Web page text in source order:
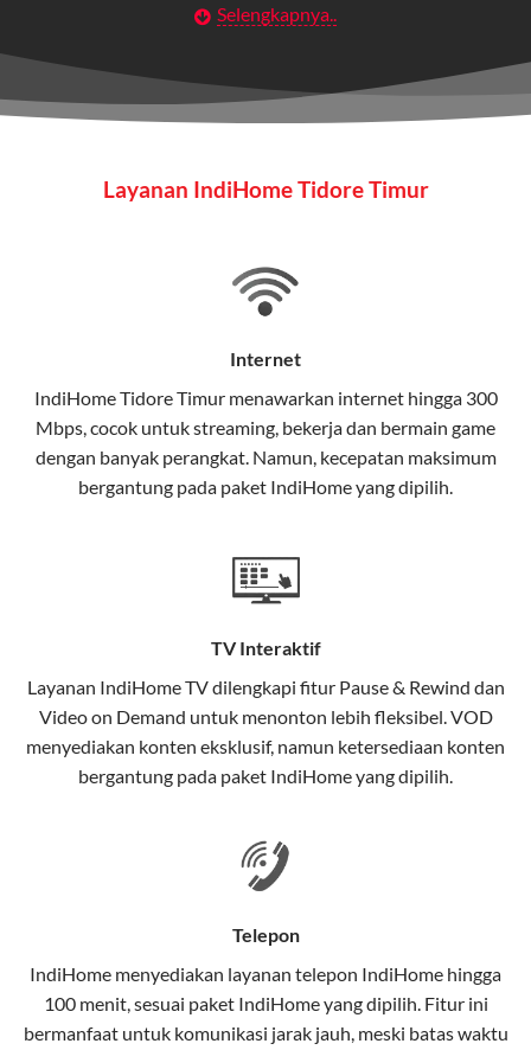
Layanan Wifi Indihome ini dirancang untuk
maupun individu yang membutuhkan konektivitas dan
hiburan berkualitas tinggi.
pengguna rumah dan bisnis.
stabil, dan memiliki berbagai pilihan paket IndiHome
Selain internet, layanan IndiHome juga mencakup TV
interaktif (IndiHome TV) dan telepon rumah dalam
satu paket.
Teknologi di Balik WiFi IndiHome
Wifi IndiHome menggunakan teknologi Fiber To The
menggunakan kabel serat optik hingga ke rumah
pelanggan. Teknologi ini memiliki beberapa
keunggulan:
Kecepatan Tinggi
dibandingkan kabel tembaga atau DSL.
elektromagnetik, sehingga koneksi tetap lancar.
Latensi Rendah
Selengkapnya..
Layanan IndiHome Tidore Timur
Internet
IndiHome Tidore Timur menawarkan internethingga 300
Mbps, cocok untuk streaming, bekerja dan bermain game
dengan banyak perangkat. Namun, kecepatan maksimum
bergantung pada paket IndiHome yang dipilih.
TV Interaktif
Layanan IndiHome TVdilengkapi fitur Pause & Rewind dan
Video on Demand untuk menonton lebih fleksibel. VOD
menyediakan konten eksklusif, namun ketersediaan konten
bergantung pada paket IndiHome yang dipilih.
Telepon
IndiHome menyediakan layanan telepon IndiHome hingga
100 menit, sesuai paket IndiHome yang dipilih. Fitur ini
bermanfaat untuk komunikasi jarak jauh, meski batas waktu